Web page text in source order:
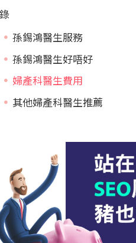
孫錫鴻醫生服務
孫錫鴻醫生好唔好
婦產科醫生費用
其他婦產科醫生推薦